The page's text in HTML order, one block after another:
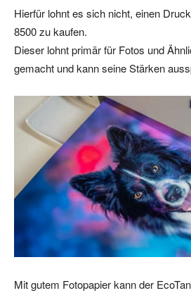
Hierfür lohnt es sich nicht, einen
8500 zu kaufen.
Dieser lohnt primär für Fotos und
gemacht und kann seine Stärken
Mit gutem Fotopapier kann der